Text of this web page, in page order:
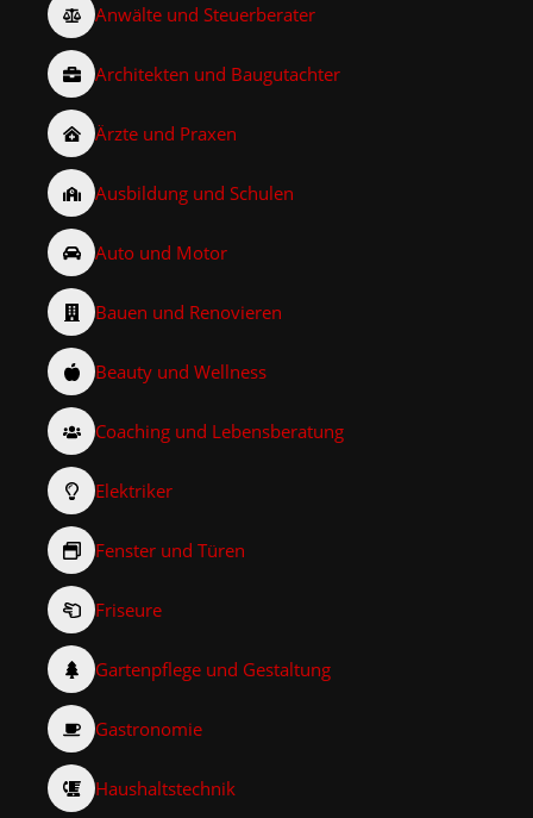
Anwälte und Steuerberater
Architekten und Baugutachter
Ärzte und Praxen
Ausbildung und Schulen
Auto und Motor
Bauen und Renovieren
Beauty und Wellness
Coaching und Lebensberatung
Elektriker
Fenster und Türen
Friseure
Gartenpflege und Gestaltung
Gastronomie
Haushaltstechnik